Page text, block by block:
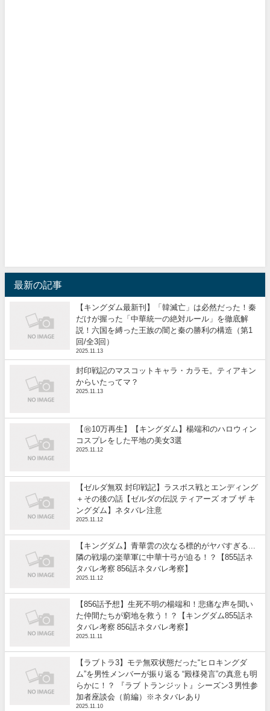
最新の記事
【キングダム最新刊】「韓滅亡」は必然だった！秦
だけが握った「中華統一の絶対ルール」を徹底解
説！六国を縛った王族の闇と秦の勝利の構造（第1
回/全3回）
2025.11.13
封印戦記のマスコットキャラ・カラモ。ティアキン
からいたってマ？
2025.11.13
【㊗️10万再生】【キングダム】楊端和のハロウィン
コスプレをした平地の美女3選
2025.11.12
【ゼルダ無双 封印戦記】ラスボス戦とエンディング
＋その後の話【ゼルダの伝説 ティアーズ オブ ザ キ
ングダム】ネタバレ注意
2025.11.12
【キングダム】青華雲の次なる標的がヤバすぎる...
隣の戦場の楽華軍に中華十弓が迫る！？【855話ネ
タバレ考察 856話ネタバレ考察】
2025.11.12
【856話予想】生死不明の楊端和！悲痛な声を聞い
た仲間たちが窮地を救う！？【キングダム855話ネ
タバレ考察 856話ネタバレ考察】
2025.11.11
【ラブトラ3】モテ無双状態だった“ヒロキングダ
ム”を男性メンバーが振り返る “殿様発言”の真意も明
らかに！？ 『ラブ トランジット』シーズン3 男性参
加者座談会（前編）※ネタバレあり
2025.11.10